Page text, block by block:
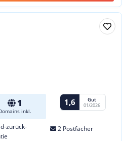
1
inkl.
1,6 Gut
01/2026
zurück-
2 Postfächer